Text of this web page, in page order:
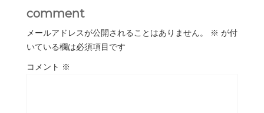
comment
メールアドレスが公開されることはありません。 ※ が付
いている欄は必須項目です
コメント ※